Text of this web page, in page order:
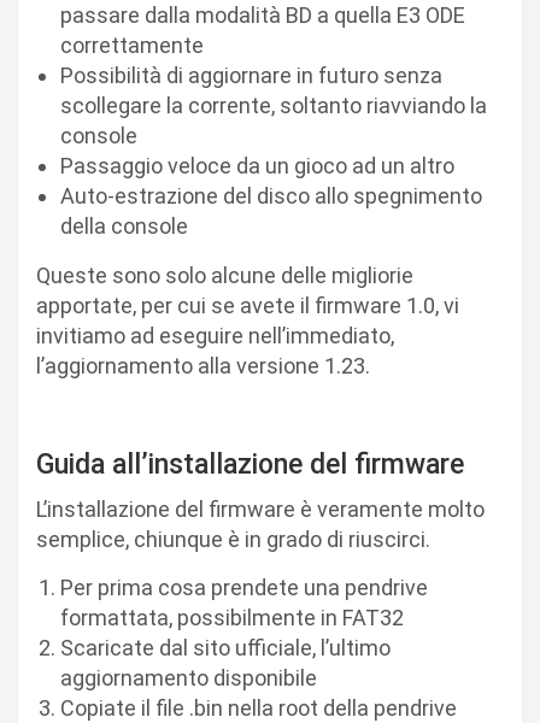
passare dalla modalità BD a quella E3 ODE
correttamente
Possibilità di aggiornare in futuro senza
scollegare la corrente, soltanto riavviando la
console
Passaggio veloce da un gioco ad un altro
Auto-estrazione del disco allo spegnimento
della console
Queste sono solo alcune delle migliorie
apportate, per cui se avete il firmware 1.0, vi
invitiamo ad eseguire nell’immediato,
l’aggiornamento alla versione 1.23.
Guida all’installazione del firmware
L’installazione del firmware è veramente molto
semplice, chiunque è in grado di riuscirci.
Per prima cosa prendete una pendrive
formattata, possibilmente in FAT32
Scaricate dal sito ufficiale, l’ultimo
aggiornamento disponibile
Copiate il file .bin nella root della pendrive